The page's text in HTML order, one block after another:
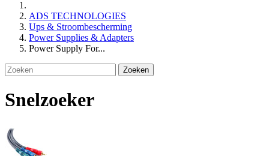
ADS TECHNOLOGIES
Ups & Stroombescherming
Power Supplies & Adapters
Power Supply For...
Zoeken
Snelzoeker